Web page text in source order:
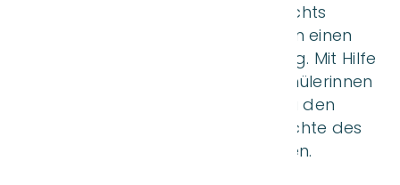
Im Rahmen des Geschichtsunterrichts
unternahmen die beiden 8. Klassen einen
Ausflug zum Schloss Nymphenburg. Mit Hilfe
eines Audioguides konnten die Schülerinnen
und Schüler viele Informationen zu den
einzelnen Räumen und zur Geschichte des
Schlosses selbstständig erschließen.